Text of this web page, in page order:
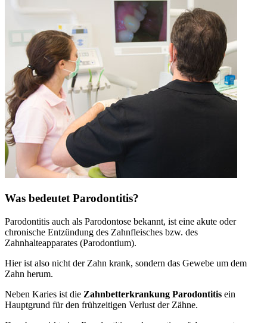
Was bedeutet Parodontitis?
Parodontitis auch als Parodontose bekannt, ist eine akute oder
chronische Entzündung des Zahnfleisches bzw. des
Zahnhalteapparates (Parodontium).
Hier ist also nicht der Zahn krank, sondern das Gewebe um dem
Zahn herum.
Neben Karies ist die Zahnbetterkrankung Parodontitis ein
Hauptgrund für den frühzeitigen Verlust der Zähne.